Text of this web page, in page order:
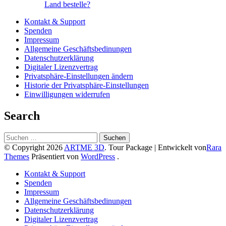
Land bestelle?
Kontakt & Support
Spenden
Impressum
Allgemeine Geschäftsbedinungen
Datenschutzerklärung
Digitaler Lizenzvertrag
Privatsphäre-Einstellungen ändern
Historie der Privatsphäre-Einstellungen
Einwilligungen widerrufen
Search
Suchen
nach:
© Copyright 2026ARTME 3D. Tour Package | Entwickelt vonRara
Themes Präsentiert von WordPress .
Kontakt & Support
Spenden
Impressum
Allgemeine Geschäftsbedinungen
Datenschutzerklärung
Digitaler Lizenzvertrag